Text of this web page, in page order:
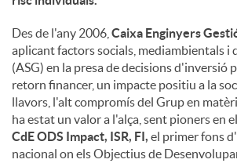
Des de l'any 2006, Caixa Enginyers
aplicant factors socials, mediambientals i
(ASG) en la presa de decisions d'inversió
retorn financer, un impacte positiu a la
llavors, l'alt compromís del Grup en
ha estat un valor a l'alça, sent pioners en
CdE ODS Impact, ISR, FI, el primer fons
nacional on els Objectius de